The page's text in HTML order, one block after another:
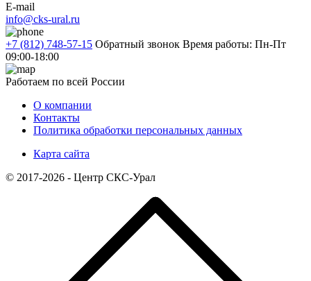
E-mail
info@cks-ural.ru
+7 (812) 748-57-15 Обратный звонок Время работы: Пн-Пт
09:00-18:00
Работаем по всей России
О компании
Контакты
Политика обработки персональных данных
Карта сайта
© 2017-2026 - Центр СКС-Урал